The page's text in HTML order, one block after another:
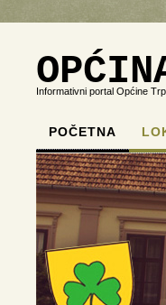
Informativni portal Općine
POČETNA